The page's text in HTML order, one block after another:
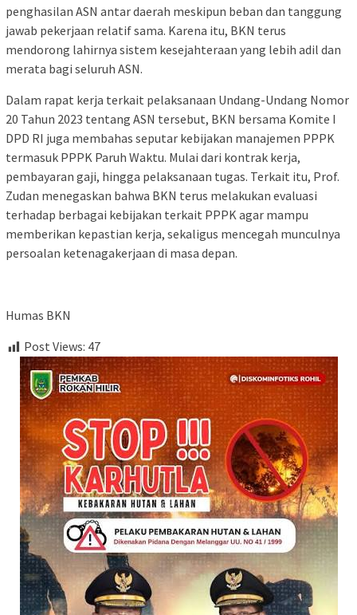
penghasilan ASN antar daerah meskipun beban dan tanggung
jawab pekerjaan relatif sama. Karena itu, BKN terus
mendorong lahirnya sistem kesejahteraan yang lebih adil dan
merata bagi seluruh ASN.
Dalam rapat kerja terkait pelaksanaan Undang-Undang Nomor
20 Tahun 2023 tentang ASN tersebut, BKN bersama Komite I
DPD RI juga membahas seputar kebijakan manajemen PPPK
termasuk PPPK Paruh Waktu. Mulai dari kontrak kerja,
pembayaran gaji, hingga pelaksanaan tugas. Terkait itu, Prof.
Zudan menegaskan bahwa BKN terus melakukan evaluasi
terhadap berbagai kebijakan terkait PPPK agar mampu
memberikan kepastian kerja, sekaligus mencegah munculnya
persoalan ketenagakerjaan di masa depan.
Humas BKN
Post Views: 47